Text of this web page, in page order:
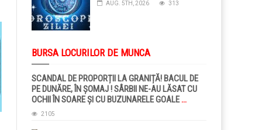
AUG. 5TH, 2026 313
BURSA LOCURILOR DE MUNCA
SCANDAL DE PROPORȚII LA GRANIȚĂ! BACUL DE
PE DUNĂRE, ÎN ȘOMAJ ! SÂRBII NE-AU LĂSAT CU
OCHII ÎN SOARE ȘI CU BUZUNARELE GOALE...
citește mai multe
2105